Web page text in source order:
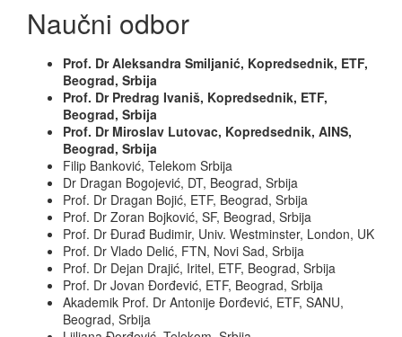
Naučni odbor
Prof. Dr Aleksandra Smiljanić, Kopredsednik, ETF,
Beograd, Srbija
Prof. Dr Predrag Ivaniš, Kopredsednik, ETF,
Beograd, Srbija
Prof. Dr Miroslav Lutovac, Kopredsednik, AINS,
Beograd, Srbija
Filip Banković, Telekom Srbija
Dr Dragan Bogojević, DT, Beograd, Srbija
Prof. Dr Dragan Bojić, ETF, Beograd, Srbija
Prof. Dr Zoran Bojković, SF, Beograd, Srbija
Prof. Dr Đurađ Budimir, Univ. Westminster, London, UK
Prof. Dr Vlado Delić, FTN, Novi Sad, Srbija
Prof. Dr Dejan Drajić, Iritel, ETF, Beograd, Srbija
Prof. Dr Jovan Đorđević, ETF, Beograd, Srbija
Akademik Prof. Dr Antonije Đorđević, ETF, SANU,
Beograd, Srbija